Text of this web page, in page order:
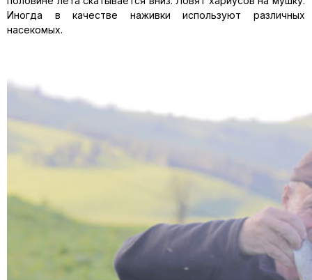
Иногда в качестве наживки используют различных
насекомых.